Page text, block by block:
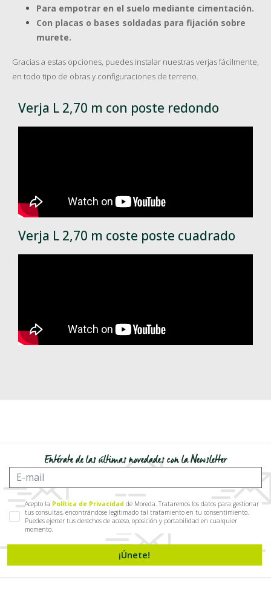
Para empotrar en el suelo mediante cimentación.
Con placas o bases soldadas para fijación sobre
murete.
Gracias a estas opciones, puedes instalar nuestras verjas fácilmente,
en todo tipo de obras y configuraciones de terreno.
Verja L 2,70 m con poste redondo
Verja L 2,70 m coste poste cuadrado
Entérate de las últimas novedades con la Newsletter
Acepto la Política de Privacidad de Moreda. Trataremos los datos para gestionar
tus consultas, encontrándose legitimado tal tratamiento en tu consentimiento.
Puedes ejercer tus derechos de acceso, oposición y portabilidad en cualquier
momento.
¡Únete!